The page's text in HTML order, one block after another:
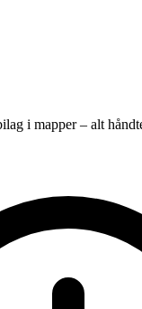
i mapper – alt